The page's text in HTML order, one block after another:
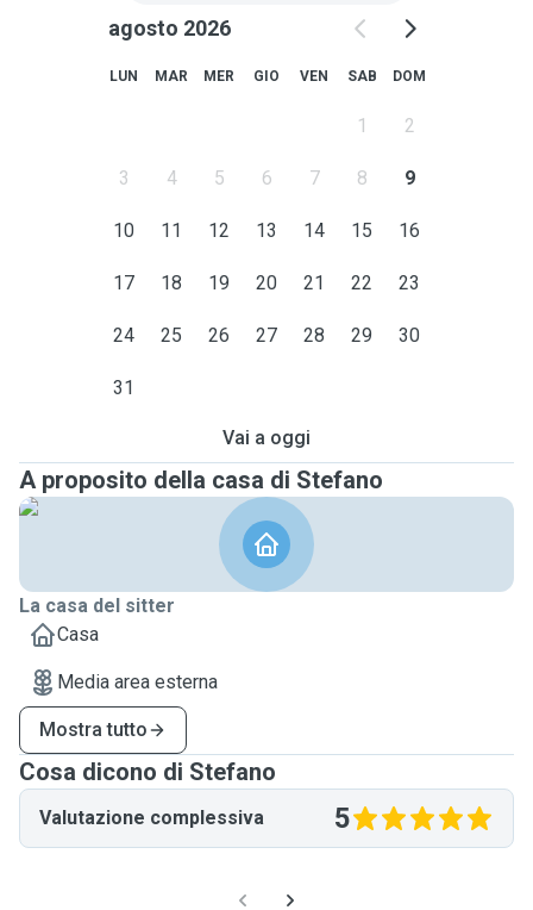
agosto 2026
LUN MAR MER GIO VEN SAB DOM
1 2
3 4 5 6 7 8 9
10 11 12 13 14 15 16
17 18 19 20 21 22 23
24 25 26 27 28 29 30
31
Vai a oggi
A proposito della casa di Stefano
La casa del sitter
Casa
Media area esterna
Mostra tutto
Cosa dicono di Stefano
Valutazione complessiva 5